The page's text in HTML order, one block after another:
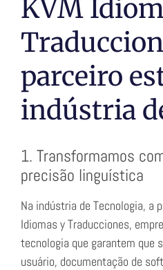
KVM
parceiro
indústria
1. Transformamos
precisão linguística
Na indústria de Tecnologia, a
Idiomas y Traducciones,
tecnologia que garantem que
usuário, documentação de